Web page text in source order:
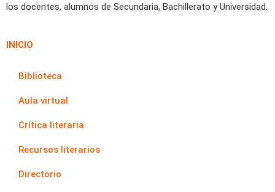
los docentes, alumnos de Secundaria, Bachillerato y Universidad.
INICIO
Biblioteca
Aula virtual
Crítica literaria
Recursos literarios
Directorio